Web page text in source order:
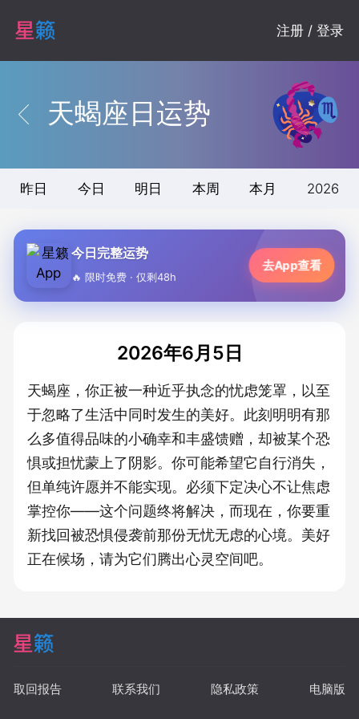
注册 / 登录
天蝎座日运势
昨日 今日 明日 本周 本月 2026
今日完整运势
🔥 限时免费 · 仅剩48h
去App查看
2026年6月5日
天蝎座，你正被一种近乎执念的忧虑笼罩，以至
于忽略了生活中同时发生的美好。此刻明明有那
么多值得品味的小确幸和丰盛馈赠，却被某个恐
惧或担忧蒙上了阴影。你可能希望它自行消失，
但单纯许愿并不能实现。必须下定决心不让焦虑
掌控你——这个问题终将解决，而现在，你要重
新找回被恐惧侵袭前那份无忧无虑的心境。美好
正在候场，请为它们腾出心灵空间吧。
取回报告 联系我们 隐私政策 电脑版